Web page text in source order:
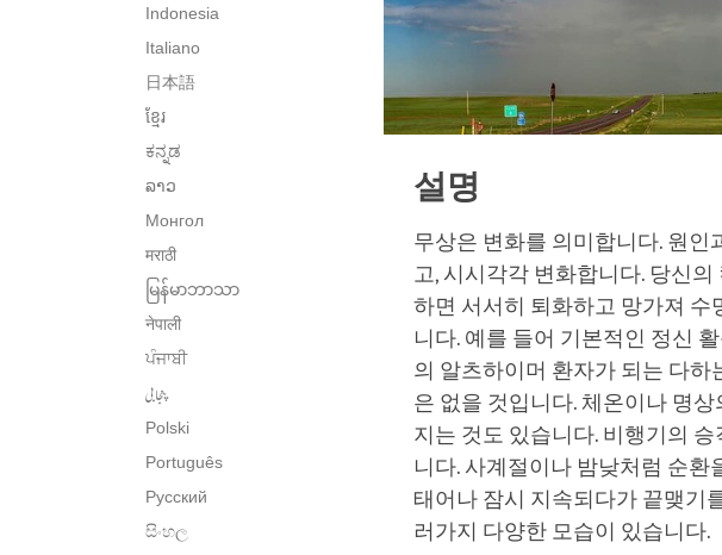
Indonesia
Italiano
日本語
ខ្មែរ
ಕನ್ನಡ
ລາວ
Монгол
मराठी
မြန်မာဘာသာ
नेपाली
ਪੰਜਾਬੀ
پنجابی
Polski
Português
Русский
සිංහල
설명
무상은 변화를 의미합니다. 원
고, 시시각각 변화합니다. 당신
하면 서서히 퇴화하고 망가져 수
니다. 예를 들어 기본적인 정신
의 알츠하이머 환자가 되는 다하
은 없을 것입니다. 체온이나 명
지는 것도 있습니다. 비행기의
니다. 사계절이나 밤낮처럼 순
태어나 잠시 지속되다가 끝맺기
러가지 다양한 모습이 있습니다.